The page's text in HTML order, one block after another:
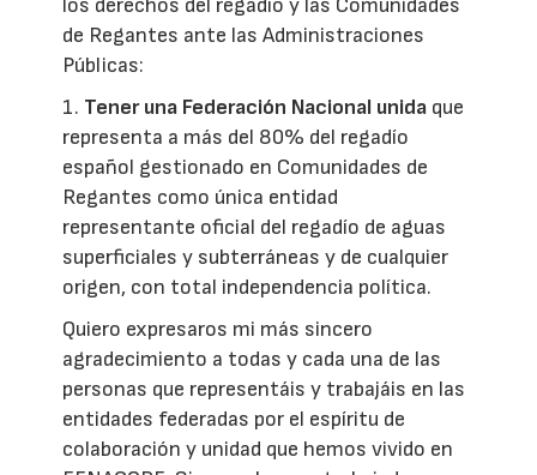
los derechos del regadío y las Comunidades
de Regantes ante las Administraciones
Públicas:
1. Tener una Federación Nacional unida que
representa a más del 80% del regadío
español gestionado en Comunidades de
Regantes como única entidad
representante oficial del regadío de aguas
superficiales y subterráneas y de cualquier
origen, con total independencia política.
Quiero expresaros mi más sincero
agradecimiento a todas y cada una de las
personas que representáis y trabajáis en las
entidades federadas por el espíritu de
colaboración y unidad que hemos vivido en